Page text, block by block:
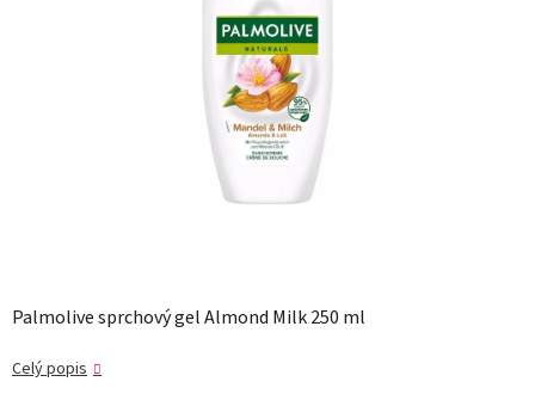
Palmolive sprchový gel Almond Milk 250 ml
Celý popis